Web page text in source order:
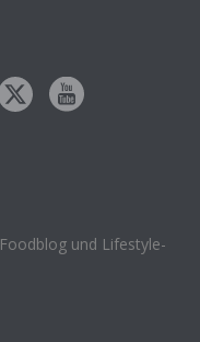
und Lifestyle-